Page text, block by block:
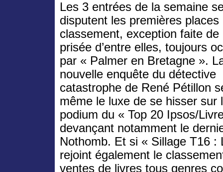
Les 3 entrées de la semaine
disputent les premières places
classement, exception faite de
prisée d’entre elles, toujours
par « Palmer en Bretagne ».
nouvelle enquête du détective
catastrophe de René Pétillon
même le luxe de se hisser sur
podium du « Top 20 Ipsos/
devançant notamment le
Nothomb. Et si « Sillage T16 :
rejoint également le
ventes de livres tous genres